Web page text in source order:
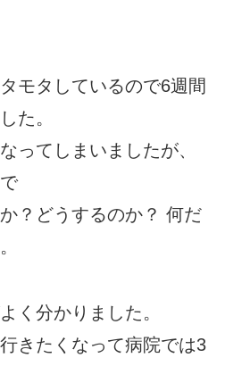
モタしているので6週間
た。
ってしまいましたが、
？どうするのか？ 何だ
く分かりました。
きたくなって病院では3